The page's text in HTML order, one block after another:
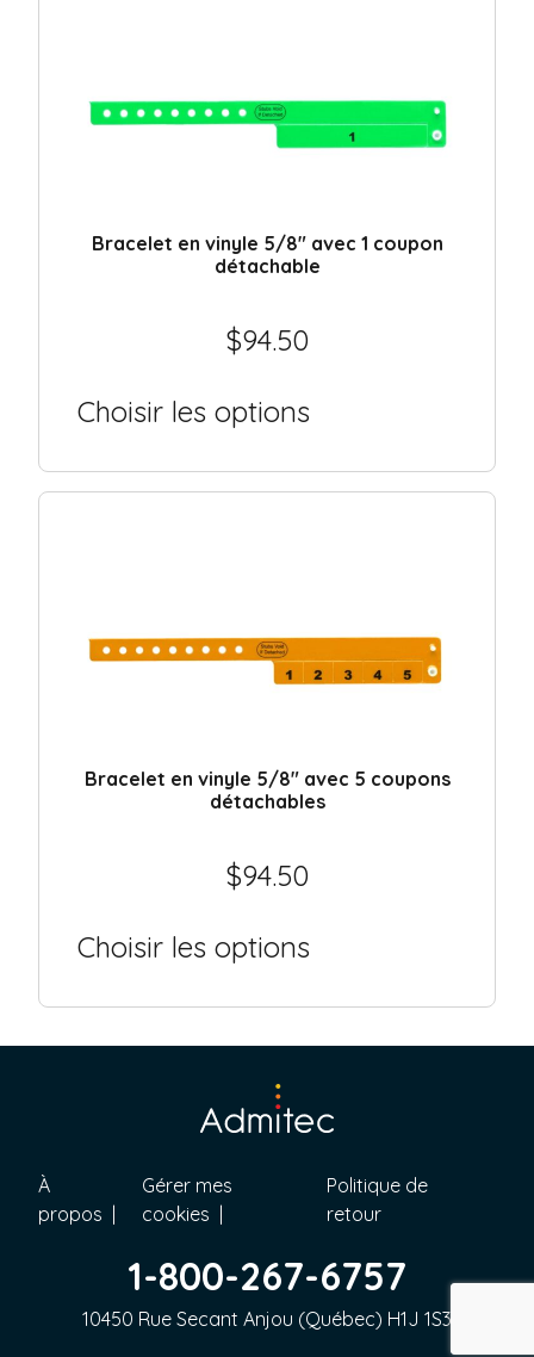
Bracelet en vinyle 5/8″ avec 1 coupon
détachable
$94.50
Choisir les options
Bracelet en vinyle 5/8″ avec 5 coupons
détachables
$94.50
Choisir les options
À
propos
Gérer mes
cookies
Politique de
retour
1-800-267-6757
10450 Rue Secant Anjou (Québec) H1J 1S3